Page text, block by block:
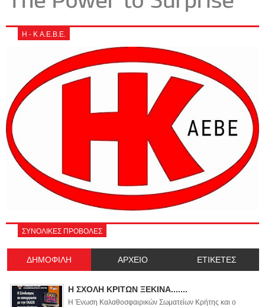
Η - Κ Α.Ε.Β.Ε.
ΣΥΝΟΛΙΚΕΣ ΠΡΟΒΟΛΕΣ
ΔΗΜΟΦΙΛΗ ΑΡΧΕΙΟ ΕΤΙΚΕΤΕΣ
Η ΣΧΟΛΗ ΚΡΙΤΩΝ ΞΕΚΙΝΑ.......
Η Ένωση Καλαθοσφαιρικών Σωματείων Κρήτης και ο